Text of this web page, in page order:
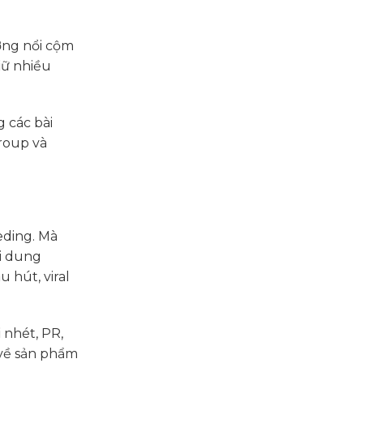
nổi cộm
nhiều
các bài
và
Mà
dung
hút, viral
PR,
sản phẩm